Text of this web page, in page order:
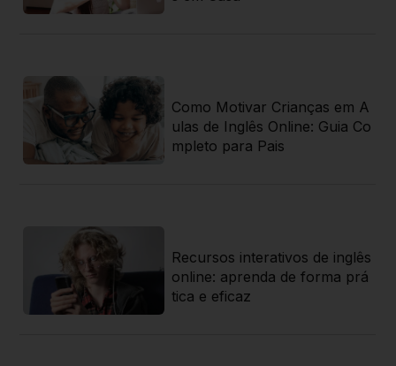
Como Motivar Crianças em A
ulas de Inglês Online: Guia Co
mpleto para Pais
Recursos interativos de inglês
online: aprenda de forma prá
tica e eficaz